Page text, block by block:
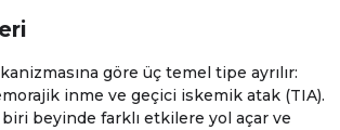
göre üç temel tipe ayrılır:
inme ve geçici iskemik atak (TIA).
beyinde farklı etkilere yol açar ve